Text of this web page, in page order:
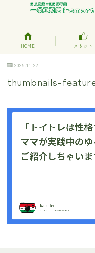
HOME メリット
2025.11.22
thumbnails-